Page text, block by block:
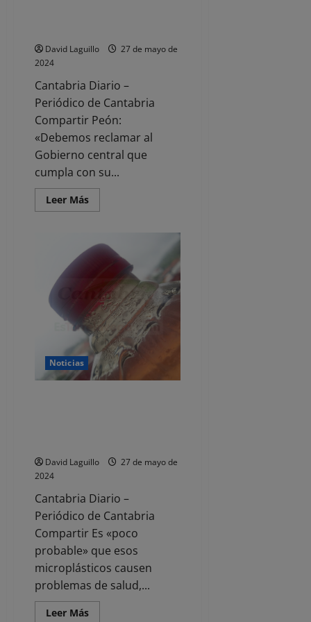
David Laguillo
27 de mayo de
2024
Cantabria Diario –
Periódico de Cantabria
Compartir Peón:
«Debemos reclamar al
Gobierno central que
cumpla con su...
Leer MásLeer
más
no
tomado
en
serio
las
infraestructuras
de
transporte»,
afirma
el
PP
Noticias
David Laguillo
27 de mayo de
2024
Cantabria Diario –
Periódico de Cantabria
Compartir Es «poco
probable» que esos
microplásticos causen
problemas de salud,...
Leer MásLeer